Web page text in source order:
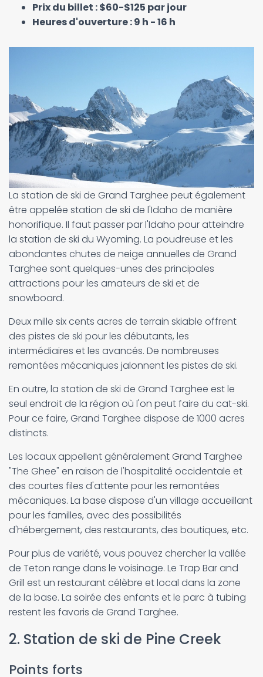
Prix du billet : $60-$125 par jour
Heures d'ouverture : 9 h - 16 h
La station de ski de Grand Targhee peut également
être appelée station de ski de l'Idaho de manière
honorifique. Il faut passer par l'Idaho pour atteindre
la station de ski du Wyoming. La poudreuse et les
abondantes chutes de neige annuelles de Grand
Targhee sont quelques-unes des principales
attractions pour les amateurs de ski et de
snowboard.
Deux mille six cents acres de terrain skiable offrent
des pistes de ski pour les débutants, les
intermédiaires et les avancés. De nombreuses
remontées mécaniques jalonnent les pistes de ski.
En outre, la station de ski de Grand Targhee est le
seul endroit de la région où l'on peut faire du cat-ski.
Pour ce faire, Grand Targhee dispose de 1000 acres
distincts.
Les locaux appellent généralement Grand Targhee
"The Ghee" en raison de l'hospitalité occidentale et
des courtes files d'attente pour les remontées
mécaniques. La base dispose d'un village accueillant
pour les familles, avec des possibilités
d'hébergement, des restaurants, des boutiques, etc.
Pour plus de variété, vous pouvez chercher la vallée
de Teton range dans le voisinage. Le Trap Bar and
Grill est un restaurant célèbre et local dans la zone
de la base. La soirée des enfants et le parc à tubing
restent les favoris de Grand Targhee.
2. Station de ski de Pine Creek
Points forts